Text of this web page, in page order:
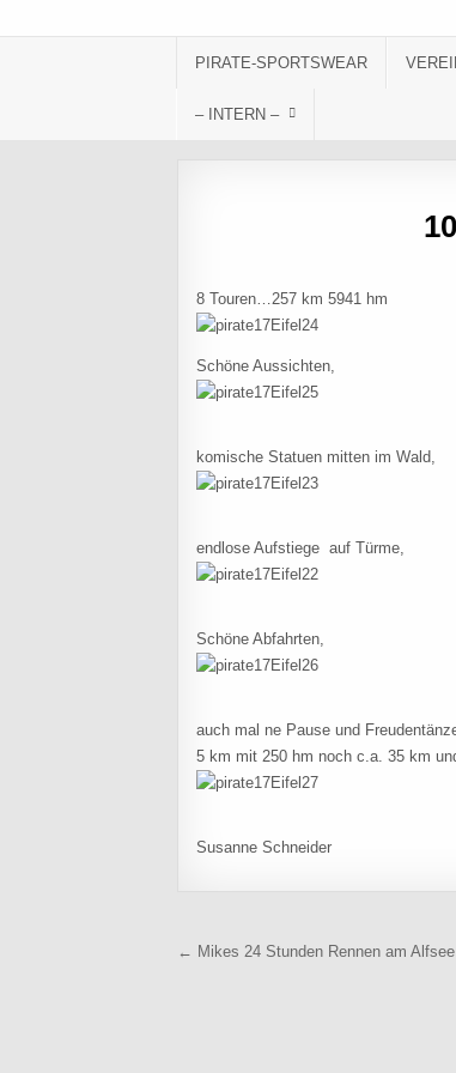
PIRATE-SPORTSWEAR
– INTERN –
8 Touren…257 km 5941 hm
Schöne Aussichten,
komische Statuen mitten im Wald,
endlose Aufstiege auf Türme,
Schöne Abfahrten,
auch mal ne Pause und
5 km mit 250 hm noch c.a. 35 km
Susanne Schneider
← Mikes 24 Stunden Rennen am Alfsee